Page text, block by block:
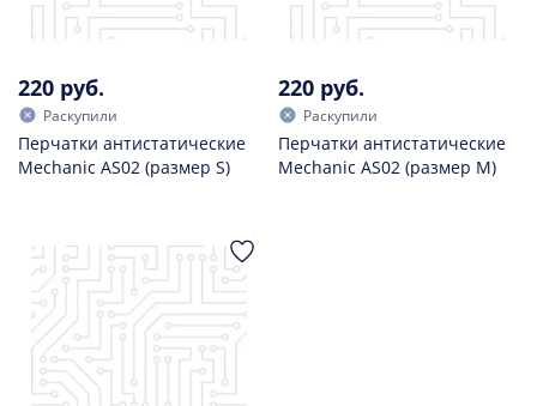
220 руб.
Раскупили
Перчатки антистатические
Mechanic AS02 (размер S)
220 руб.
Раскупили
Перчатки антистатические
Mechanic AS02 (размер M)